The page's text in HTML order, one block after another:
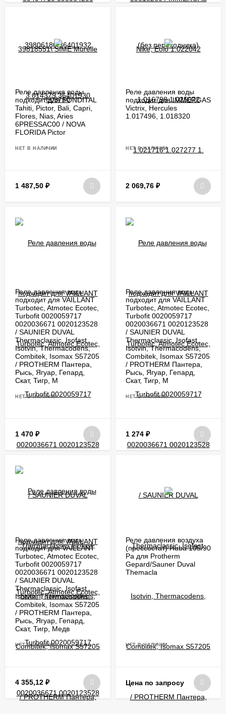
Реле давления воды
подходит для FONDITAL
Tahiti, Pictor, Bali, Capri,
Flores, Nias, Aries
6PRESSAC00 / NOVA
FLORIDA Pictor
НЕТ В НАЛИЧИИ
1 487,50 ₽
Реле давления воды
подходит для IMMERGAS
Victrix, Hercules
1.017496, 1.018320
НЕТ В НАЛИЧИИ
2 069,76 ₽
Реле давления воды
подходит для VAILLANT
Turbotec, Atmotec Ecotec,
Turbofit 0020059717
0020036671 0020123528
/ SAUNIER DUVAL
Thermaclassic, Isofast,
Isotvin, Thermacodens,
Combitek, Isomax S57205
/ PROTHERM Пантера,
Рысь, Ягуар, Гепард,
Скат, Тигр, М
НЕТ В НАЛИЧИИ
1 470 ₽
Реле давления воды
подходит для VAILLANT
Turbotec, Atmotec Ecotec,
Turbofit 0020059717
0020036671 0020123528
/ SAUNIER DUVAL
Thermaclassic, Isofast,
Isotvin, Thermacodens,
Combitek, Isomax S57205
/ PROTHERM Пантера,
Рысь, Ягуар, Гепард,
Скат, Тигр, М
НЕТ В НАЛИЧИИ
1 274 ₽
Реле давления воды
подходит для VAILLANT
Turbotec, Atmotec Ecotec,
Turbofit 0020059717
0020036671 0020123528
/ SAUNIER DUVAL
Thermaclassic, Isofast,
Isotvin, Thermacodens,
Combitek, Isomax S57205
/ PROTHERM Пантера,
Рысь, Ягуар, Гепард,
Скат, Тигр, Медв
НЕТ В НАЛИЧИИ
4 355,12 ₽
Реле давления воздуха
(прессостат) Huba 105/90
Ра для Protherm
Gepard/Sauner Duval
Themacla
НЕТ В НАЛИЧИИ
Цена по запросу